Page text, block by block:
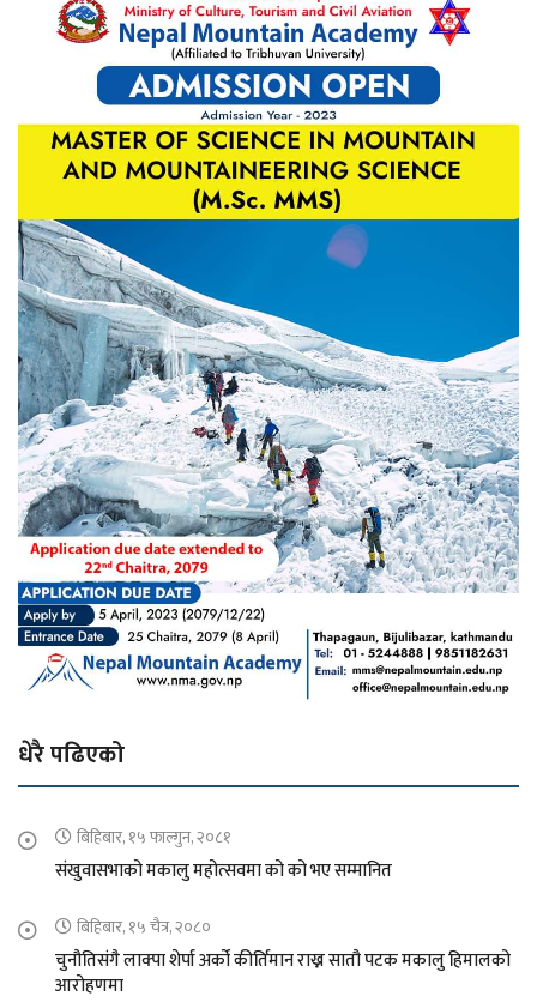
धेरै पढिएको
बिहिबार, १५ फाल्गुन, २०८१
संखुवासभाको मकालु महोत्सवमा को को भए सम्मानित
बिहिबार, १५ चैत्र, २०८०
चुनौतिसंगै लाक्पा शेर्पा अर्को कीर्तिमान राख्न सातौ पटक मकालु हिमालको
आरोहणमा